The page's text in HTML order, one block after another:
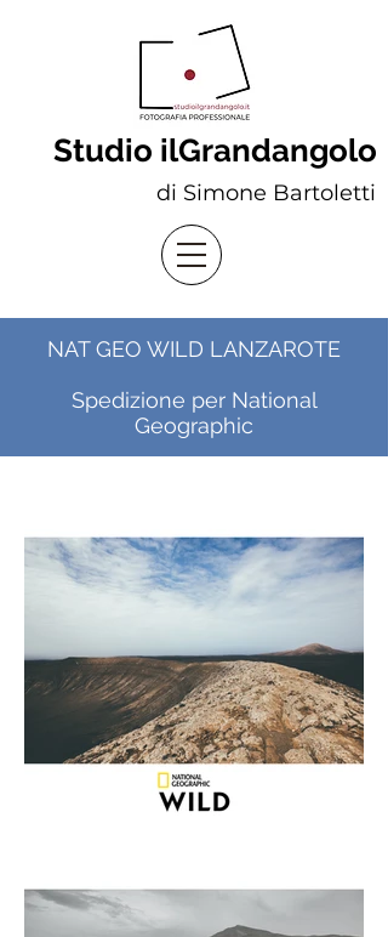
Studio ilGrandangolo
di Simone Bartoletti
NAT GEO WILD LANZAROTE
Spedizione per National
Geographic